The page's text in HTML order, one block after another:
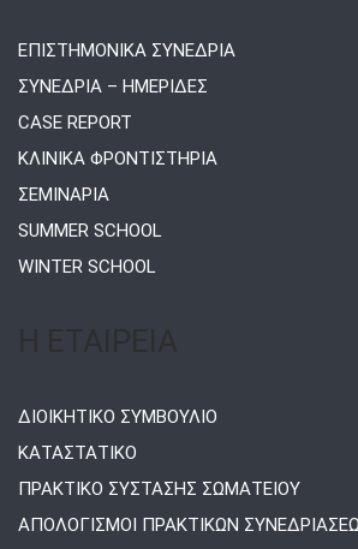
ΕΠΙΣΤΗΜΟΝΙΚΑ ΣΥΝΕΔΡΙΑ
ΣΥΝΕΔΡΙΑ – ΗΜΕΡΙΔΕΣ
CASE REPORT
ΚΛΙΝΙΚΑ ΦΡΟΝΤΙΣΤΗΡΙΑ
ΣΕΜΙΝΑΡΙΑ
SUMMER SCHOOL
WINTER SCHOOL
ΔΙΟΙΚΗΤΙΚΟ ΣΥΜΒΟΥΛΙΟ
ΚΑΤΑΣΤΑΤΙΚΟ
ΠΡΑΚΤΙΚΟ ΣΥΣΤΑΣΗΣ ΣΩΜΑΤΕΙΟΥ
ΑΠΟΛΟΓΙΣΜΟΙ ΠΡΑΚΤΙΚΩΝ